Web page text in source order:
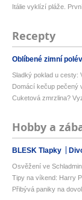
Itálie vyklízí pláže.
Recepty
Oblíbené zimní
Sladký poklad u cesty:
Domácí kečup pečený
Cuketová zmrzlina?
Hobby a
BLESK Tlapky
Osvěžení ve
Tipy na víkend: Harry
Přibývá paniky na